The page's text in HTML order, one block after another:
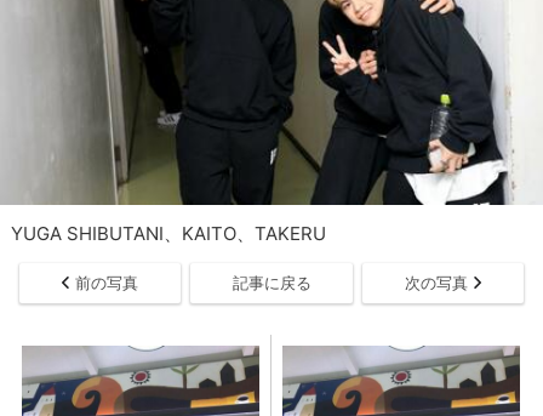
YUGA SHIBUTANI、KAITO、TAKERU
前の写真 記事に戻る 次の写真